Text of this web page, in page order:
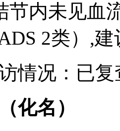
节内未见血
2类）,
况：已复
名）